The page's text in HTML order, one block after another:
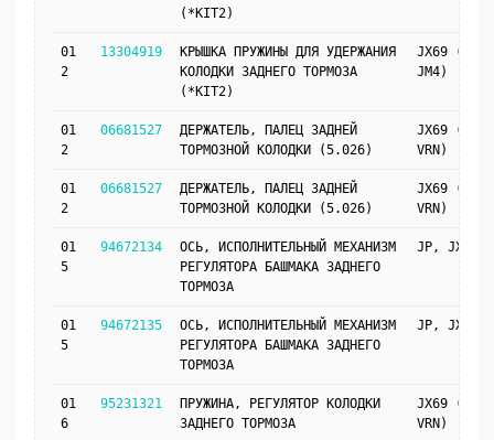
(*KIT2)
01
2
13304919
КРЫШКА ПРУЖИНЫ ДЛЯ УДЕРЖАНИЯ
КОЛОДКИ ЗАДНЕГО ТОРМОЗА
(*KIT2)
JX69 (J41,
JM4)
01
2
06681527
ДЕРЖАТЕЛЬ, ПАЛЕЦ ЗАДНЕЙ
ТОРМОЗНОЙ КОЛОДКИ (5.026)
JX69 (JM4,
VRN)
01
2
06681527
ДЕРЖАТЕЛЬ, ПАЛЕЦ ЗАДНЕЙ
ТОРМОЗНОЙ КОЛОДКИ (5.026)
JX69 (J41,
VRN)
01
5
94672134
ОСЬ, ИСПОЛНИТЕЛЬНЫЙ МЕХАНИЗМ
РЕГУЛЯТОРА БАШМАКА ЗАДНЕГО
ТОРМОЗА
JP, JX69
01
5
94672135
ОСЬ, ИСПОЛНИТЕЛЬНЫЙ МЕХАНИЗМ
РЕГУЛЯТОРА БАШМАКА ЗАДНЕГО
ТОРМОЗА
JP, JX69
01
6
95231321
ПРУЖИНА, РЕГУЛЯТОР КОЛОДКИ
ЗАДНЕГО ТОРМОЗА
JX69 (J41,
VRN)